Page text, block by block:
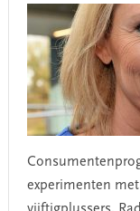
experimenten